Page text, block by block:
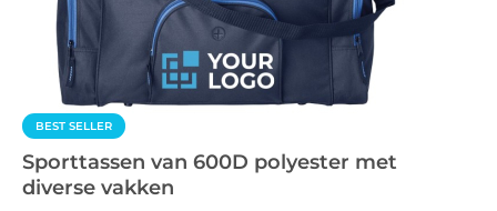
BEST SELLER
Sporttassen van 600D polyester met
diverse vakken